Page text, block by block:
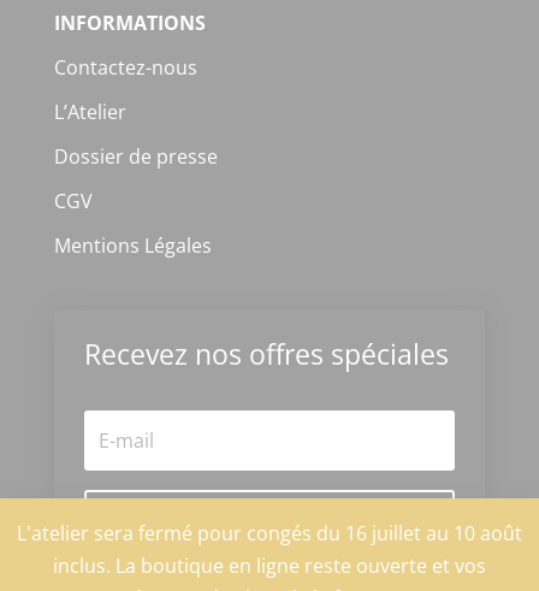
L'atelier sera fermé pour congés du 16 juillet au 10 août
inclus. La boutique en ligne reste ouverte et vos
INFORMATIONS
Contactez-nous
L’Atelier
Dossier de presse
CGV
Mentions Légales
Recevez nos offres spéciales
S'abonner